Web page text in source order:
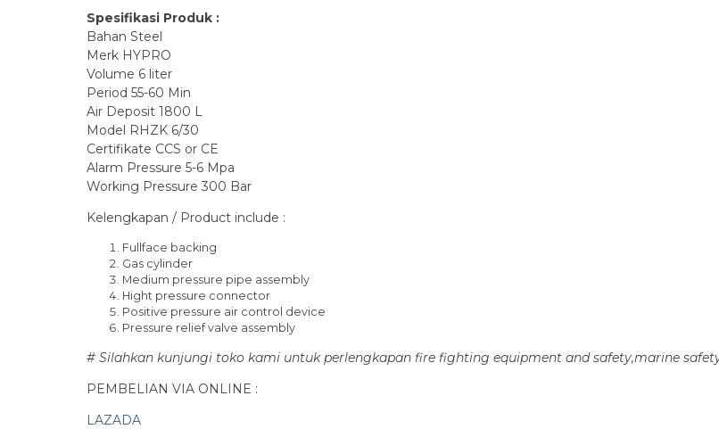
Spesifikasi Produk :
Bahan Steel
Merk HYPRO
Volume 6 liter
Period 55-60 Min
Air Deposit 1800 L
Model RHZK 6/30
Certifikate CCS or CE
Alarm Pressure 5-6 Mpa
Working Pressure 300 Bar
Kelengkapan / Product include :
Fullface backing
Gas cylinder
Medium pressure pipe assembly
Hight pressure connector
Positive pressure air control device
Pressure relief valve assembly
# Silahkan kunjungi toko kami untuk perlengkapan fire fighting equipment and safety,marine
PEMBELIAN VIA ONLINE :
LAZADA